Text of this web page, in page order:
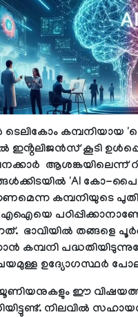
കമ്പനിയായ
ഇൻ്റലിജൻസ് കൂടി
ആശങ്കയിലെന്ന്
'AI കോ-
കമ്പനിയുടെ
ഭാവിയിൽ തങ്ങളെ
കമ്പനി
ഉദ്യോഗസ്ഥർ
യൂണിയനുകളും ഈ
നിലവിൽ